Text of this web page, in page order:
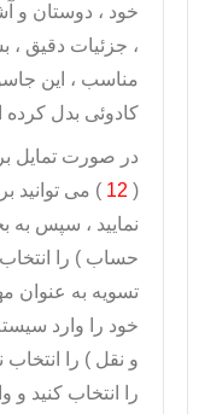
خود ، دوستان و
، جزئیات دقیق ،
مناسب ، این
کادوئی بدل
در صورت تمايل
(
12 ) می توانيد
نماييد ، سپس به
حساب ) را انتخاب
تسويه به عنوان
خود را وارد
و نقل ) را
را انتخاب کنيد و